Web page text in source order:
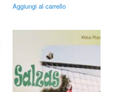
Aggiungi al carrello